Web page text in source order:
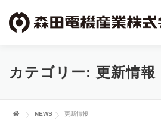
ン
事業概要 会社概要
お問い合わせ
カテゴリー: 更新情報
NEWS 更新情報